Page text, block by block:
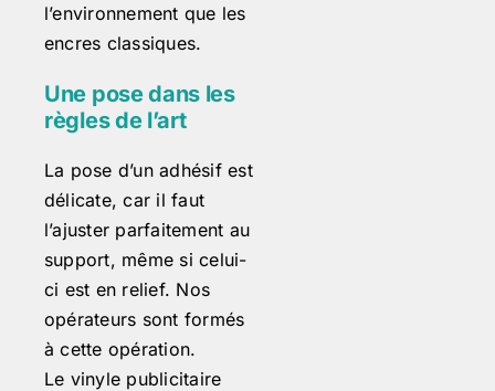
l’environnement que les
encres classiques.
Une pose dans les
règles de l’art
La pose d’un adhésif est
délicate, car il faut
l’ajuster parfaitement au
support, même si celui-
ci est en relief. Nos
opérateurs sont formés
à cette opération.
Le vinyle publicitaire